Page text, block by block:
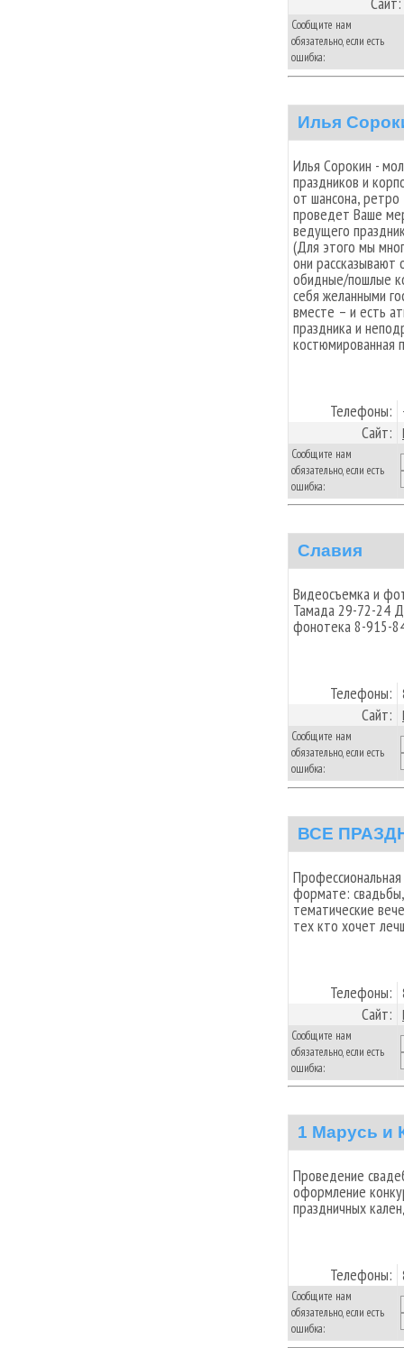
Сообщите нам
обязательно, если есть
ошибка:
Илья
Илья Сорокин -
праздников и
от шансона,
проведет Ваше
ведущего
(Для этого мы
они рассказывают
обидные/пошлые
себя желанными
вместе – и есть
праздника и
костюмированная
Телефоны:
Сайт:
Сообщите нам
обязательно, если есть
ошибка:
Славия
Видеосъемка и
Тамада 29-72-24
фонотека 8-915-
Телефоны:
Сайт:
Сообщите нам
обязательно, если есть
ошибка:
ВСЕ
формате:
тематические
тех кто хочет
Телефоны:
Сайт:
Сообщите нам
обязательно, если есть
ошибка:
1 Марусь и
Проведение
оформление
праздничных
Телефоны:
Сообщите нам
обязательно, если есть
ошибка: